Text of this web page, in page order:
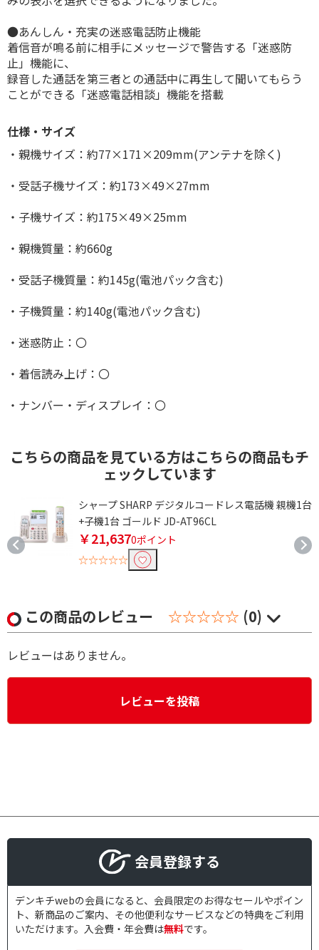
●あんしん・充実の迷惑電話防止機能
着信音が鳴る前に相手にメッセージで警告する「迷惑防
止」機能に、
録音した通話を第三者との通話中に再生して聞いてもらう
ことができる「迷惑電話相談」機能を搭載
仕様・サイズ
・親機サイズ：約77×171×209mm(アンテナを除く)
・受話子機サイズ：約173×49×27mm
・子機サイズ：約175×49×25mm
・親機質量：約660g
・受話子機質量：約145g(電池パック含む)
・子機質量：約140g(電池パック含む)
・迷惑防止：〇
・着信読み上げ：〇
・ナンバー・ディスプレイ：〇
こちらの商品を見ている方はこちらの商品もチ
ェックしています
シャープ SHARP デジタルコードレス電話機 親機1台
+子機1台 ゴールド JD-AT96CL
￥21,6370ポイント
☆☆☆☆☆
この商品のレビュー ☆☆☆☆☆ (0)
レビューはありません。
レビューを投稿
会員登録する
デンキチwebの会員になると、会員限定のお得なセールやポイン
ト、新商品のご案内、その他便利なサービスなどの特典をご利用
いただけます。入会費・年会費は無料です。